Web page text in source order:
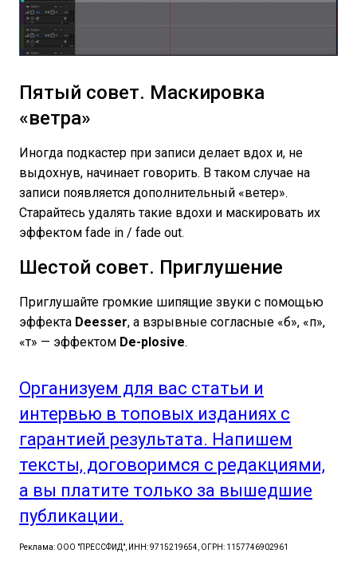
Пятый совет. Маскировка
«ветра»
Иногда подкастер при записи делает вдох и, не
выдохнув, начинает говорить. В таком случае на
записи появляется дополнительный «ветер».
Старайтесь удалять такие вдохи и маскировать их
эффектом fade in / fade out.
Шестой совет. Приглушение
Приглушайте громкие шипящие звуки с помощью
эффекта Deesser, а взрывные согласные «б», «п»,
«т» — эффектом De-plosive.
Организуем для вас статьи и
интервью в топовых изданиях с
гарантией результата. Напишем
тексты, договоримся с редакциями,
а вы платите только за вышедшие
публикации.
Реклама: ООО "ПРЕССФИД", ИНН: 9715219654, ОГРН: 1157746902961